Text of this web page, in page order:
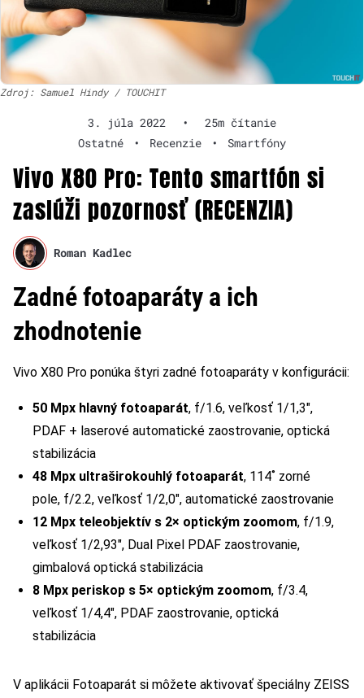
Zdroj: Samuel Hindy / TOUCHIT
3. júla 2022 •
25m čítanie
Ostatné
• Recenzie • Smartfóny
Vivo X80 Pro: Tento smartfón si
zaslúži pozornosť (RECENZIA)
Roman Kadlec
Zadné fotoaparáty a ich
zhodnotenie
Vivo X80 Pro ponúka štyri zadné fotoaparáty v konfigurácii:
50 Mpx hlavný fotoaparát, f/1.6, veľkosť 1/1,3″,
PDAF + laserové automatické zaostrovanie, optická
stabilizácia
48 Mpx ultraširokouhlý fotoaparát, 114˚ zorné
pole, f/2.2, veľkosť 1/2,0″, automatické zaostrovanie
12 Mpx teleobjektív s 2× optickým zoomom, f/1.9,
veľkosť 1/2,93″, Dual Pixel PDAF zaostrovanie,
gimbalová optická stabilizácia
8 Mpx periskop s 5× optickým zoomom, f/3.4,
veľkosť 1/4,4″, PDAF zaostrovanie, optická
stabilizácia
V aplikácii Fotoaparát si môžete aktivovať špeciálny ZEISS